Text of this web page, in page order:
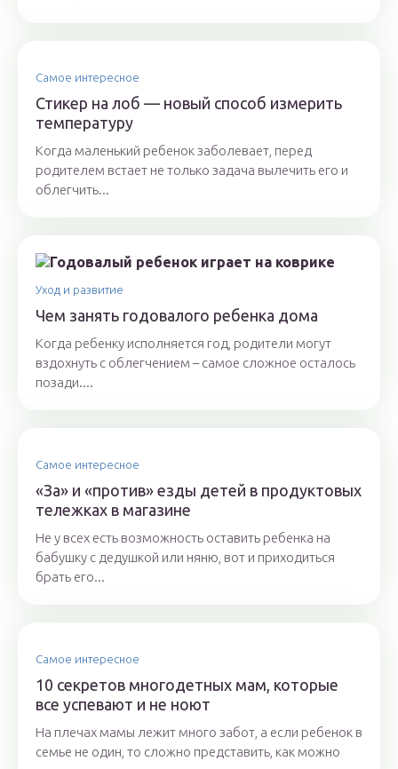
Самое интересное
Стикер на лоб — новый способ измерить
температуру
Когда маленький ребенок заболевает, перед
родителем встает не только задача вылечить его и
облегчить...
Уход и развитие
Чем занять годовалого ребенка дома
Когда ребенку исполняется год, родители могут
вздохнуть с облегчением – самое сложное осталось
позади....
Самое интересное
«За» и «против» езды детей в продуктовых
тележках в магазине
Не у всех есть возможность оставить ребенка на
бабушку с дедушкой или няню, вот и приходиться
брать его...
Самое интересное
10 секретов многодетных мам, которые
все успевают и не ноют
На плечах мамы лежит много забот, а если ребенок в
семье не один, то сложно представить, как можно